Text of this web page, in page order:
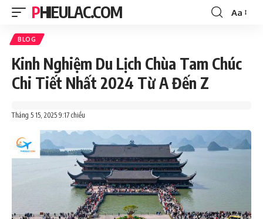
PHIEULAC.COM
Font
Aa
BLOG
Kinh Nghiệm Du Lịch Chùa Tam Chúc
Chi Tiết Nhất 2024 Từ A Đến Z
Tháng 5 15, 2025 9:17 chiều